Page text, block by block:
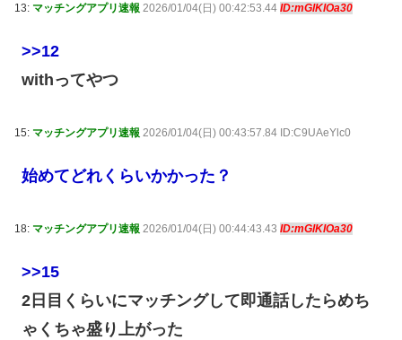
13: マッチングアプリ速報 2026/01/04(日) 00:42:53.44 ID:mGlKlOa30
>>12
withってやつ
15: マッチングアプリ速報 2026/01/04(日) 00:43:57.84 ID:C9UAeYlc0
始めてどれくらいかかった？
18: マッチングアプリ速報 2026/01/04(日) 00:44:43.43 ID:mGlKlOa30
>>15
2日目くらいにマッチングして即通話したらめち
ゃくちゃ盛り上がった